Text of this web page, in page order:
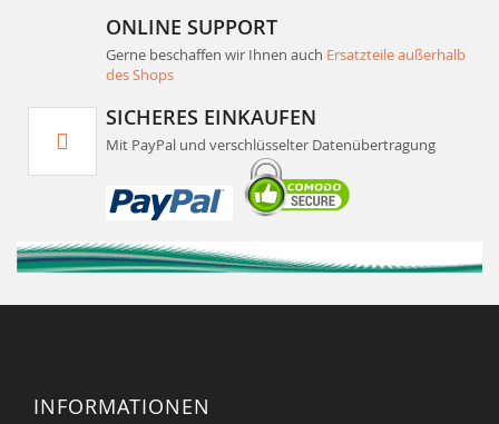
ONLINE SUPPORT
Gerne beschaffen wir Ihnen auch Ersatzteile außerhalb
des Shops
SICHERES EINKAUFEN
Mit PayPal und verschlüsselter Datenübertragung
INFORMATIONEN